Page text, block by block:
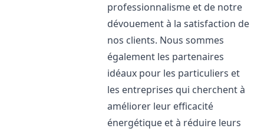
professionnalisme et de notre
dévouement à la satisfaction de
nos clients. Nous sommes
également les partenaires
idéaux pour les particuliers et
les entreprises qui cherchent à
améliorer leur efficacité
énergétique et à réduire leurs